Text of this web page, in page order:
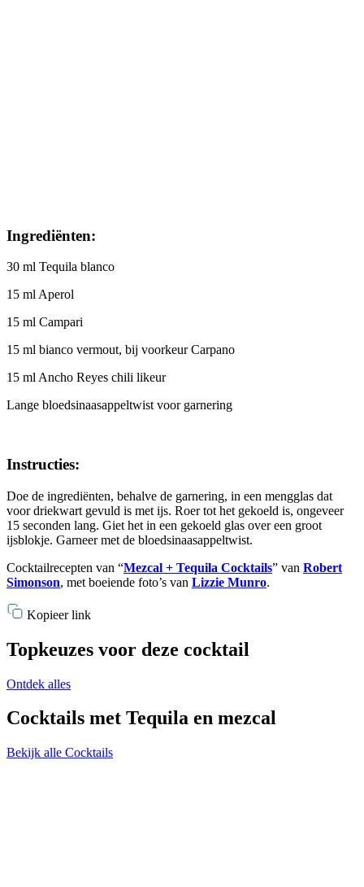
Ingrediënten:
30 ml Tequila blanco
15 ml Aperol
15 ml Campari
15 ml bianco vermout, bij voorkeur Carpano
15 ml Ancho Reyes chili likeur
Lange bloedsinaasappeltwist voor garnering
Instructies:
Doe de ingrediënten, behalve de garnering, in een mengglas dat
voor driekwart gevuld is met ijs. Roer tot het gekoeld is, ongeveer
15 seconden lang. Giet het in een gekoeld glas over een groot
ijsblokje. Garneer met de bloedsinaasappeltwist.
Cocktailrecepten van “Mezcal + Tequila Cocktails” van Robert
Simonson, met boeiende foto’s van Lizzie Munro.
Kopieer link
Topkeuzes voor deze cocktail
Ontdek alles
Cocktails met Tequila en mezcal
Bekijk alle Cocktails